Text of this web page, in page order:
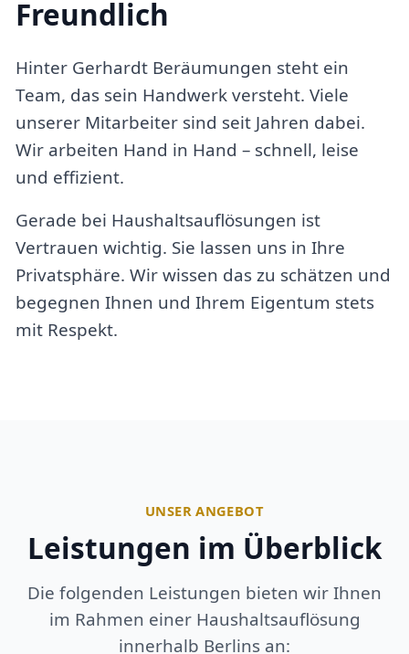
Freundlich
Hinter Gerhardt Beräumungen steht ein
Team, das sein Handwerk versteht. Viele
unserer Mitarbeiter sind seit Jahren dabei.
Wir arbeiten Hand in Hand – schnell, leise
und effizient.
Gerade bei Haushaltsauflösungen ist
Vertrauen wichtig. Sie lassen uns in Ihre
Privatsphäre. Wir wissen das zu schätzen und
begegnen Ihnen und Ihrem Eigentum stets
mit Respekt.
UNSER ANGEBOT
Leistungen im Überblick
Die folgenden Leistungen bieten wir Ihnen
im Rahmen einer Haushaltsauflösung
innerhalb Berlins an: